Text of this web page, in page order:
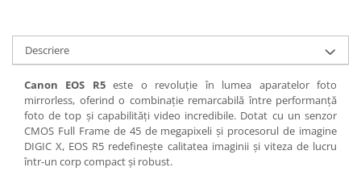
Descriere
Canon EOS R5este o revoluție în lumea aparatelor foto
mirrorless, oferind o combinație remarcabilă între performanță
foto de top și capabilități video incredibile. Dotat cu un senzor
CMOS Full Frame de 45 de megapixeli și procesorul de imagine
DIGIC X, EOS R5 redefinește calitatea imaginii și viteza de lucru
într-un corp compact și robust.